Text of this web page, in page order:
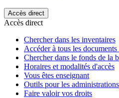
Accès direct
Accès direct
Chercher dans les inventaires
Accéder à tous les documents
Chercher dans le fonds de la
Horaires et modalités d'accès
Vous êtes enseignant
Outils pour les administrations
Faire valoir vos droits